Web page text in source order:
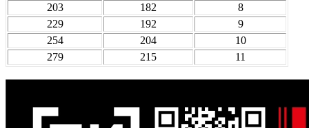
203
182
8
229
192
9
254
204
10
279
215 11